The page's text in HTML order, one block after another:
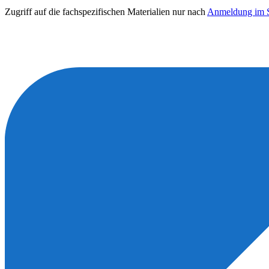
Zugriff auf die fachspezifischen Materialien nur nach Anmeldung im